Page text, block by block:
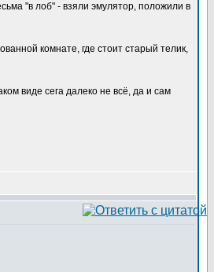
"в лоб" - взяли эмулятор, положили в
комнате, где стоит старый телик,
виде сега далеко не всё, да и сам